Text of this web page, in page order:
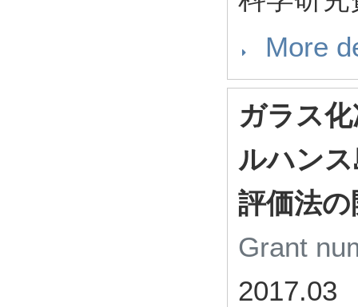
More
ガラス
ルハン
評価法の
Grant
2017.03